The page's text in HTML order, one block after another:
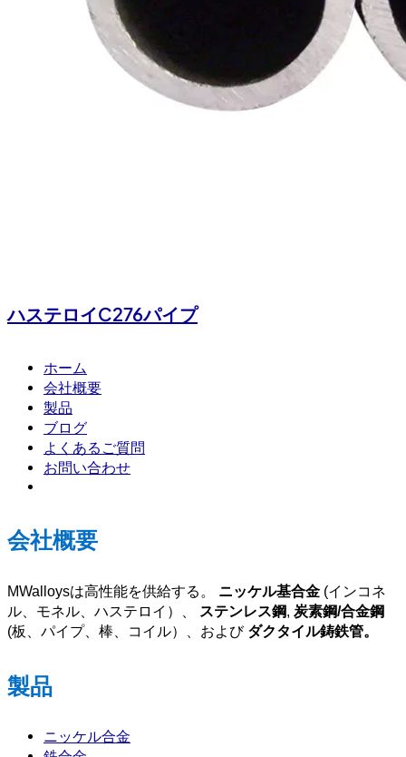
ハステロイC276パイプ
ホーム
会社概要
製品
ブログ
よくあるご質問
お問い合わせ
会社概要
MWalloysは高性能を供給する。 ニッケル基合金 (インコネ
ル、モネル、ハステロイ）、
ステンレス鋼, 炭素鋼/合金鋼
(板、パイプ、棒、コイル）、および ダクタイル鋳鉄管。
製品
ニッケル合金